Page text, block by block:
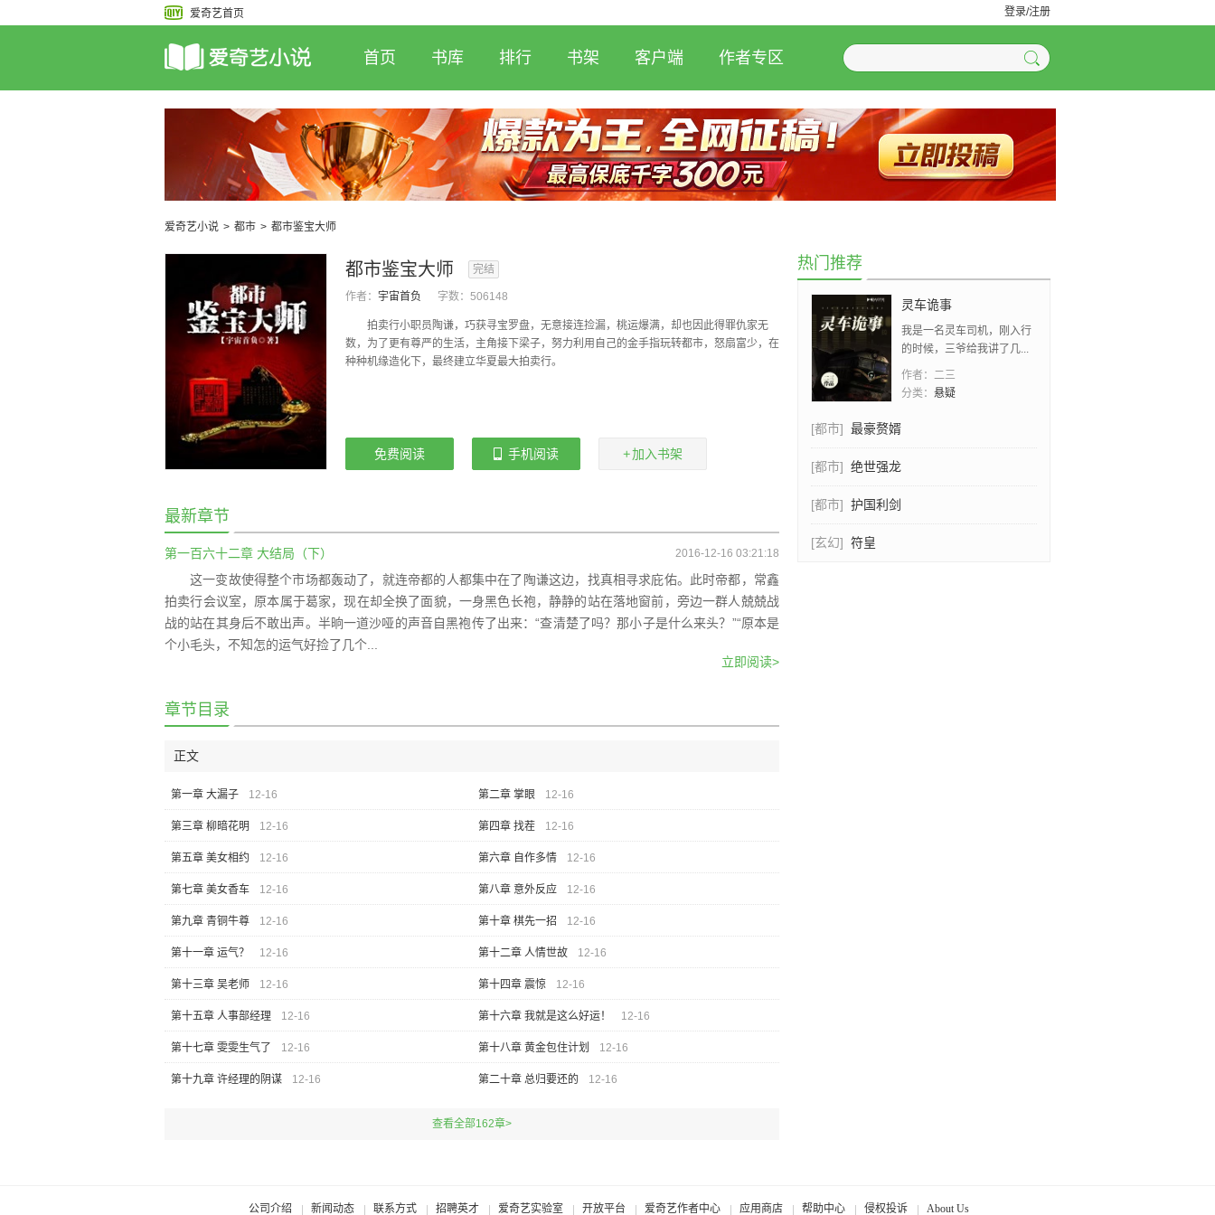
爱奇艺首页 登录/注册
首页 书库 排行 书架 客户端 作者专区
爱奇艺小说 > 都市 > 都市鉴宝大师
都市鉴宝大师 完结
作者： 宇宙首负 字数： 506148
拍卖行小职员陶谦，巧获寻宝罗盘，无意接连捡漏，桃运爆满，却也因此得罪仇家无
数，为了更有尊严的生活，主角接下梁子，努力利用自己的金手指玩转都市，怒扇富少，在
种种机缘造化下，最终建立华夏最大拍卖行。
免费阅读 手机阅读 加入书架
最新章节
2016-12-16 03:21:18
第一百六十二章 大结局（下）
这一变故使得整个市场都轰动了，就连帝都的人都集中在了陶谦这边，找真相寻求庇佑。此时帝都，常鑫
拍卖行会议室，原本属于葛家，现在却全换了面貌，一身黑色长袍，静静的站在落地窗前，旁边一群人兢兢战
战的站在其身后不敢出声。半晌一道沙哑的声音自黑袍传了出来：“查清楚了吗？那小子是什么来头？”“原本是
个小毛头，不知怎的运气好捡了几个...
立即阅读>
章节目录
正文
第一章 大漏子 12-16 第二章 掌眼 12-16
第三章 柳暗花明 12-16 第四章 找茬 12-16
第五章 美女相约 12-16 第六章 自作多情 12-16
第七章 美女香车 12-16 第八章 意外反应 12-16
第九章 青铜牛尊 12-16 第十章 棋先一招 12-16
第十一章 运气？ 12-16 第十二章 人情世故 12-16
第十三章 吴老师 12-16 第十四章 震惊 12-16
第十五章 人事部经理 12-16 第十六章 我就是这么好运！ 12-16
第十七章 雯雯生气了 12-16 第十八章 黄金包住计划 12-16
第十九章 许经理的阴谋 12-16 第二十章 总归要还的 12-16
查看全部162章>
热门推荐
灵车诡事
我是一名灵车司机，刚入行
的时候，三爷给我讲了几...
作者： 二三
分类： 悬疑
[都市] 最豪赘婿
[都市] 绝世强龙
[都市] 护国利剑
[玄幻] 符皇
公司介绍 新闻动态 联系方式 招聘英才 爱奇艺实验室 开放平台 爱奇艺作者中心 应用商店 帮助中心 侵权投诉 About Us